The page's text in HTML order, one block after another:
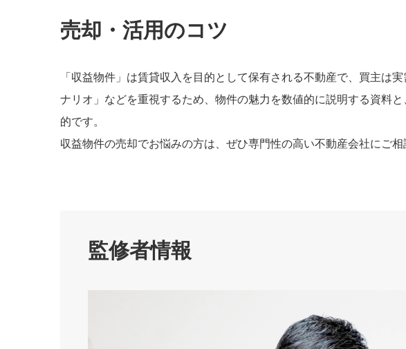
売却・活用のコツ
「収益物件」は賃貸収入を目的として保有される不動産で、買主は
ナリオ」などを重視するため、物件の魅力を数値的に説明する資料
的です。
収益物件の売却でお悩みの方は、ぜひ専門性の高い不動産会社にご相
監修者情報